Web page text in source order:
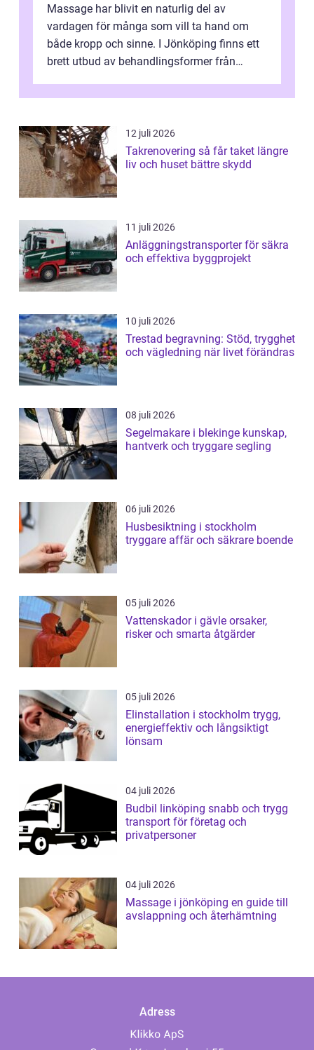
Massage har blivit en naturlig del av
vardagen för många som vill ta hand om
både kropp och sinne. I Jönköping finns ett
brett utbud av behandlingsformer från
12 juli 2026
Takrenovering så får taket längre
liv och huset bättre skydd
11 juli 2026
Anläggningstransporter för säkra
och effektiva byggprojekt
10 juli 2026
Trestad begravning: Stöd, trygghet
och vägledning när livet förändras
08 juli 2026
Segelmakare i blekinge kunskap,
hantverk och tryggare segling
06 juli 2026
Husbesiktning i stockholm
tryggare affär och säkrare boende
05 juli 2026
Vattenskador i gävle orsaker,
risker och smarta åtgärder
05 juli 2026
Elinstallation i stockholm trygg,
energieffektiv och långsiktigt
lönsam
04 juli 2026
Budbil linköping snabb och trygg
transport för företag och
privatpersoner
04 juli 2026
Massage i jönköping en guide till
avslappning och återhämtning
Adress